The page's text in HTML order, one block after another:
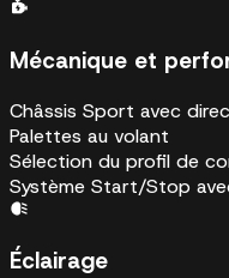
Mécanique et
Châssis Sport avec
Palettes au volant
Sélection du profil de
Système Start/Stop
Éclairage